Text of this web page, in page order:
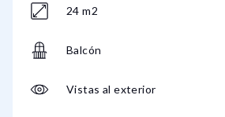
24 m2
Balcón
Vistas al exterior